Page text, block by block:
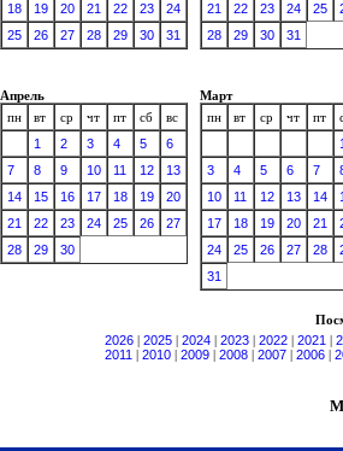
18
19 20 21 22 23
24
25
26 27 28 29 30 31
21
22 23 24 25
28
29 30 31
Апрель
пн
вт ср чт пт сб
вс
1
2 3 4 5
6
7
8 9 10 11 12
13
14
15 16 17 18 19
20
21
22 23 24 25 26
27
28
29 30
Март
пн
вт ср чт пт
3
4 5 6 7
10
11 12 13 14
17
18 19 20 21
24
25 26 27 28
31
2026
2025 2024 2023 2022 2021
2011
2010 2009 2008 2007 2006